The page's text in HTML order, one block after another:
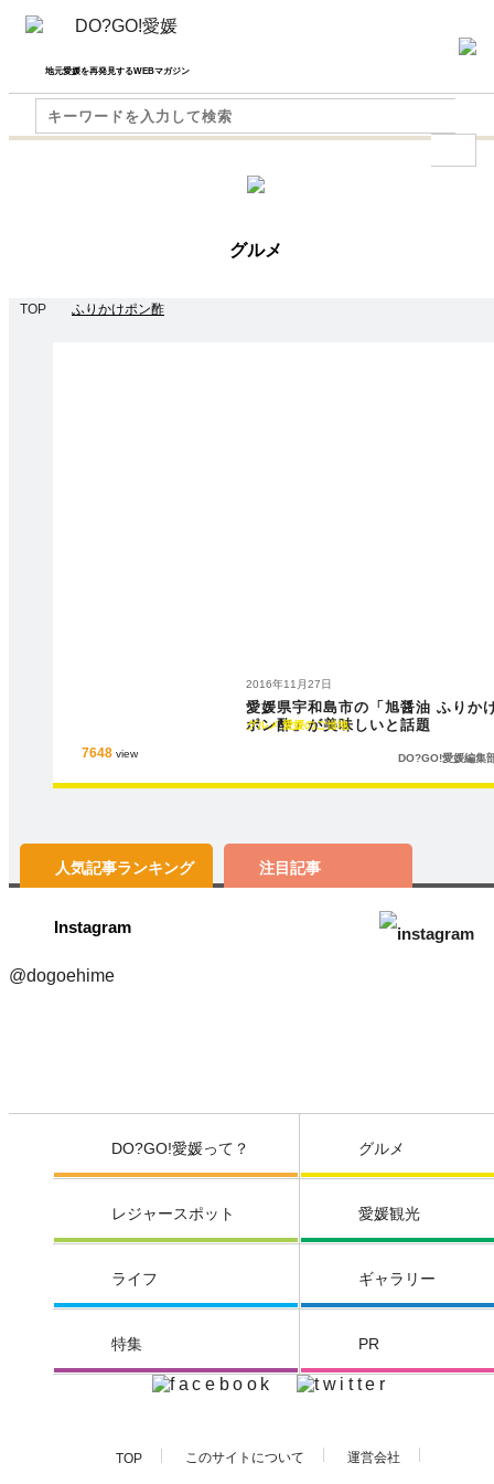
地元愛媛を再発見するWEBマガジン
グルメ
TOP ふりかけポン酢
7648 view
2016年11月27日
愛媛県宇和島市の「旭醤油 ふりか
ポン酢」が美味しいと話題
グルメ 愛媛のご当地
DO?GO!愛媛編集
人気記事ランキング 注目記事
Instagram
@dogoehime
DO?GO!愛媛って？ グルメ
レジャースポット 愛媛観光
ライフ ギャラリー
特集 PR
TOP このサイトについて 運営会社